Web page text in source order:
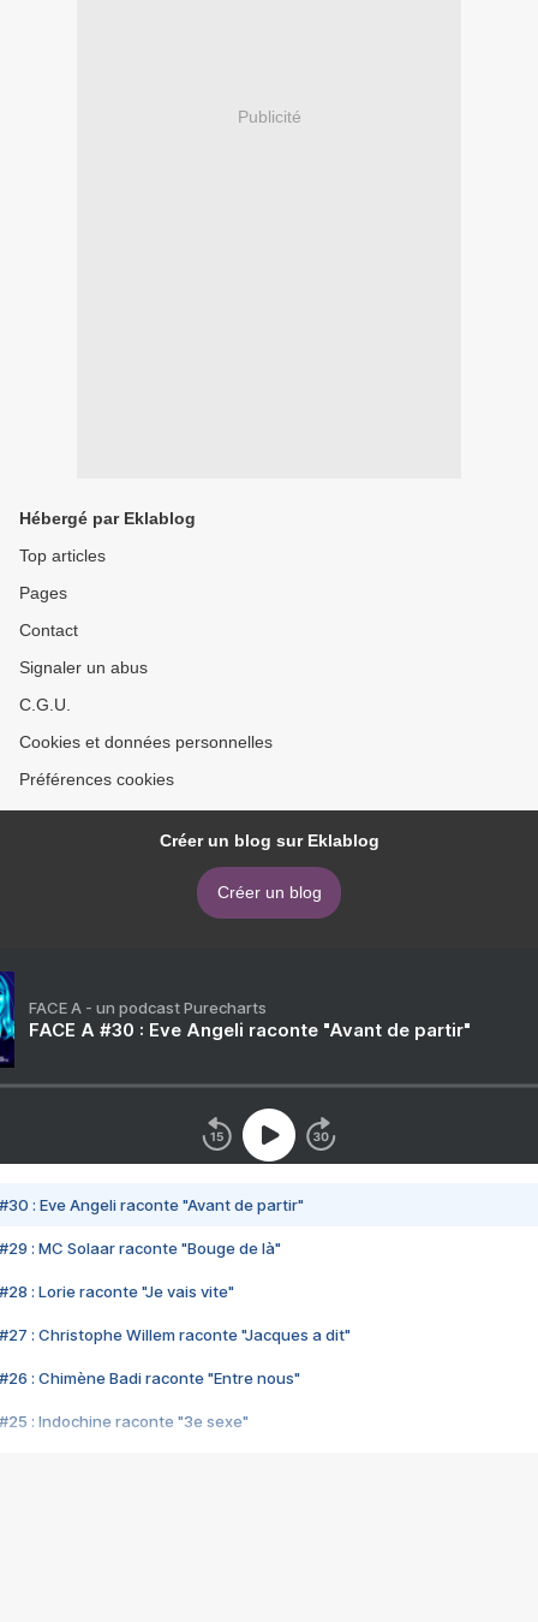
Publicité
Hébergé par Eklablog
Top articles
Pages
Contact
Signaler un abus
C.G.U.
Cookies et données personnelles
Préférences cookies
Créer un blog sur Eklablog
Créer un blog
FACE A - un podcast Purecharts
FACE A #30 : Eve Angeli raconte "Avant de partir"
#30 : Eve Angeli raconte "Avant de partir"
#29 : MC Solaar raconte "Bouge de là"
#28 : Lorie raconte "Je vais vite"
#27 : Christophe Willem raconte "Jacques a dit"
#26 : Chimène Badi raconte "Entre nous"
#25 : Indochine raconte "3e sexe"